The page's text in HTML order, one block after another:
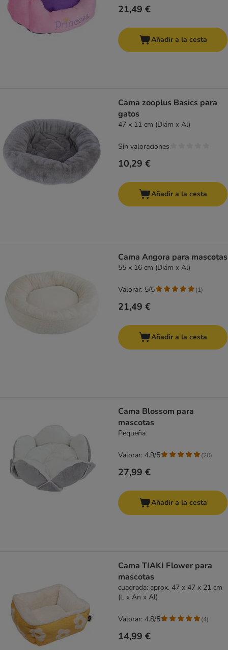
21,49 €
Añadir a la cesta
Cama zooplus Basics para
gatos
47 x 11 cm (Diám x Al)
10,29 €
Sin valoraciones
Añadir a la cesta
Cama Angora para mascotas
55 x 16 cm (Diám x Al)
21,49 €
Valorar: 5/5 (1)
Añadir a la cesta
Cama Blossom para
mascotas
Pequeña
27,99 €
Valorar: 4.9/5 (20)
Añadir a la cesta
Cama TIAKI Flower para
mascotas
cuadrada: aprox. 47 x 47 x 21 cm
(L x An x Al)
14,99 €
Valorar: 4.8/5 (4)